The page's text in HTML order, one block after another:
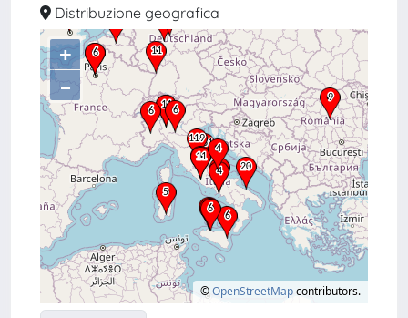
Distribuzione geografica
+
–
©OpenStreetMapcontributors.